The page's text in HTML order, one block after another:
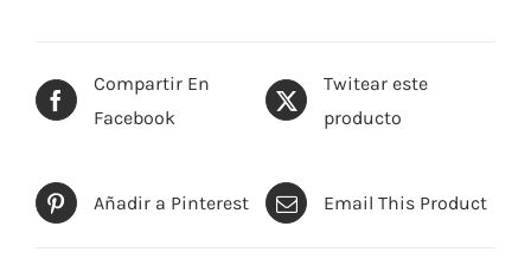
Compartir En
Facebook
Twitear este
producto
Añadir a Pinterest Email This Product